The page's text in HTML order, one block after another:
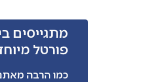
מתגייסים
פורטל